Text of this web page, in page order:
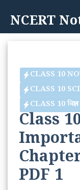
content
NCERT
CLASS 10
CLASS 10
CLASS 10
Class
PDF 1